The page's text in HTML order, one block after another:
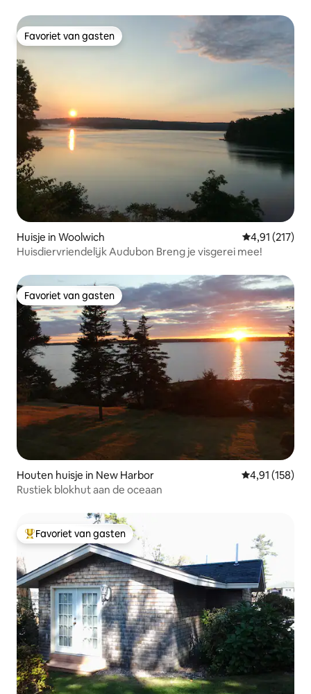
Favoriet van gasten
Favoriet van gasten
Huisje in Woolwich Gemiddelde
4,91 (217)
Huisdiervriendelijk Audubon Breng je visgerei mee!
Favoriet van gasten
Favoriet van gasten
Houten huisje in New Harbor Gemiddelde
4,91 (158)
Rustiek blokhut aan de oceaan
Topfavoriet van gasten
Favoriet van gasten